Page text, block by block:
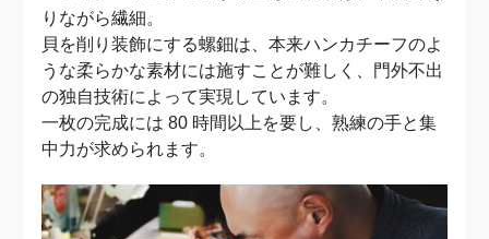
りながら繊細。
貝を削り装飾にする螺鈿は、本来ハンカチーフのよ
うな柔らかな素材には施すことが難しく、門外不出
の独自技術によって実現しています。
一枚の完成には 80 時間以上を要し、熟練の手と集
中力が求められます。